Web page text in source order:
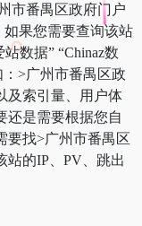
市番禺区政府门户
如果您需要查询该站
数据” “Chinaz数
>广州市番禺区政
及索引量、用户体
还是需要根据您自
要找>广州市番禺区
站的IP、PV、跳出